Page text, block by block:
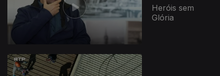
Heróis sem
Glória
922929